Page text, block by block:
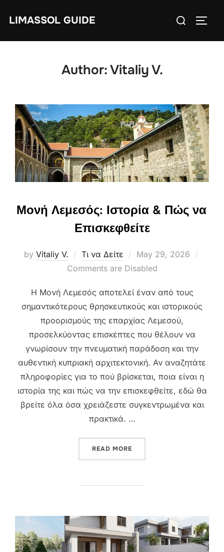
LIMASSOL GUIDE
Search
Author:Vitaliy V.
Μονή Λεμεσός: Ιστορία & Πώς να
Επισκεφθείτε
by Vitaliy V. Τι να Δείτε
Posted
on
May 29, 2026
Comments are Disabled
Η Μονή Λεμεσός αποτελεί έναν από τους
σημαντικότερους θρησκευτικούς και ιστορικούς
προορισμούς της επαρχίας Λεμεσού,
προσελκύοντας επισκέπτες που θέλουν να
γνωρίσουν την πνευματική παράδοση και την
αυθεντική κυπριακή αρχιτεκτονική. Αν αναζητάτε
πληροφορίες για το πού βρίσκεται, ποια είναι η
ιστορία της και πώς να την επισκεφθείτε, εδώ θα
βρείτε όλα όσα χρειάζεστε συγκεντρωμένα και
πρακτικά. …
READ MORE